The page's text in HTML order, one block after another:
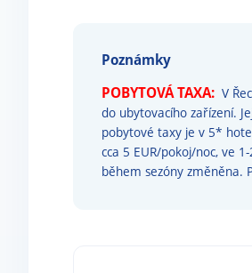
Poznámky
POBYTOVÁ TAXA: V
do ubytovacího zařízení.
pobytové taxy je v 5*
cca 5 EUR/pokoj/noc, ve
během sezóny změněna.